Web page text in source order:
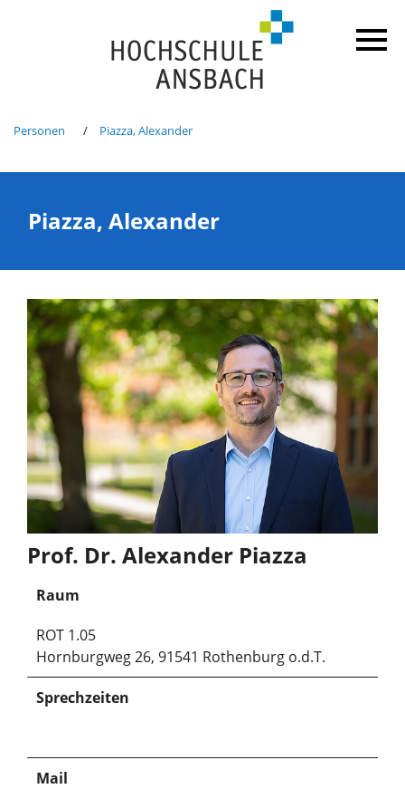
Personen Piazza, Alexander
Piazza, Alexander
Prof. Dr. Alexander Piazza
Raum
ROT 1.05
Hornburgweg 26, 91541 Rothenburg o.d.T.
Sprechzeiten
Mail